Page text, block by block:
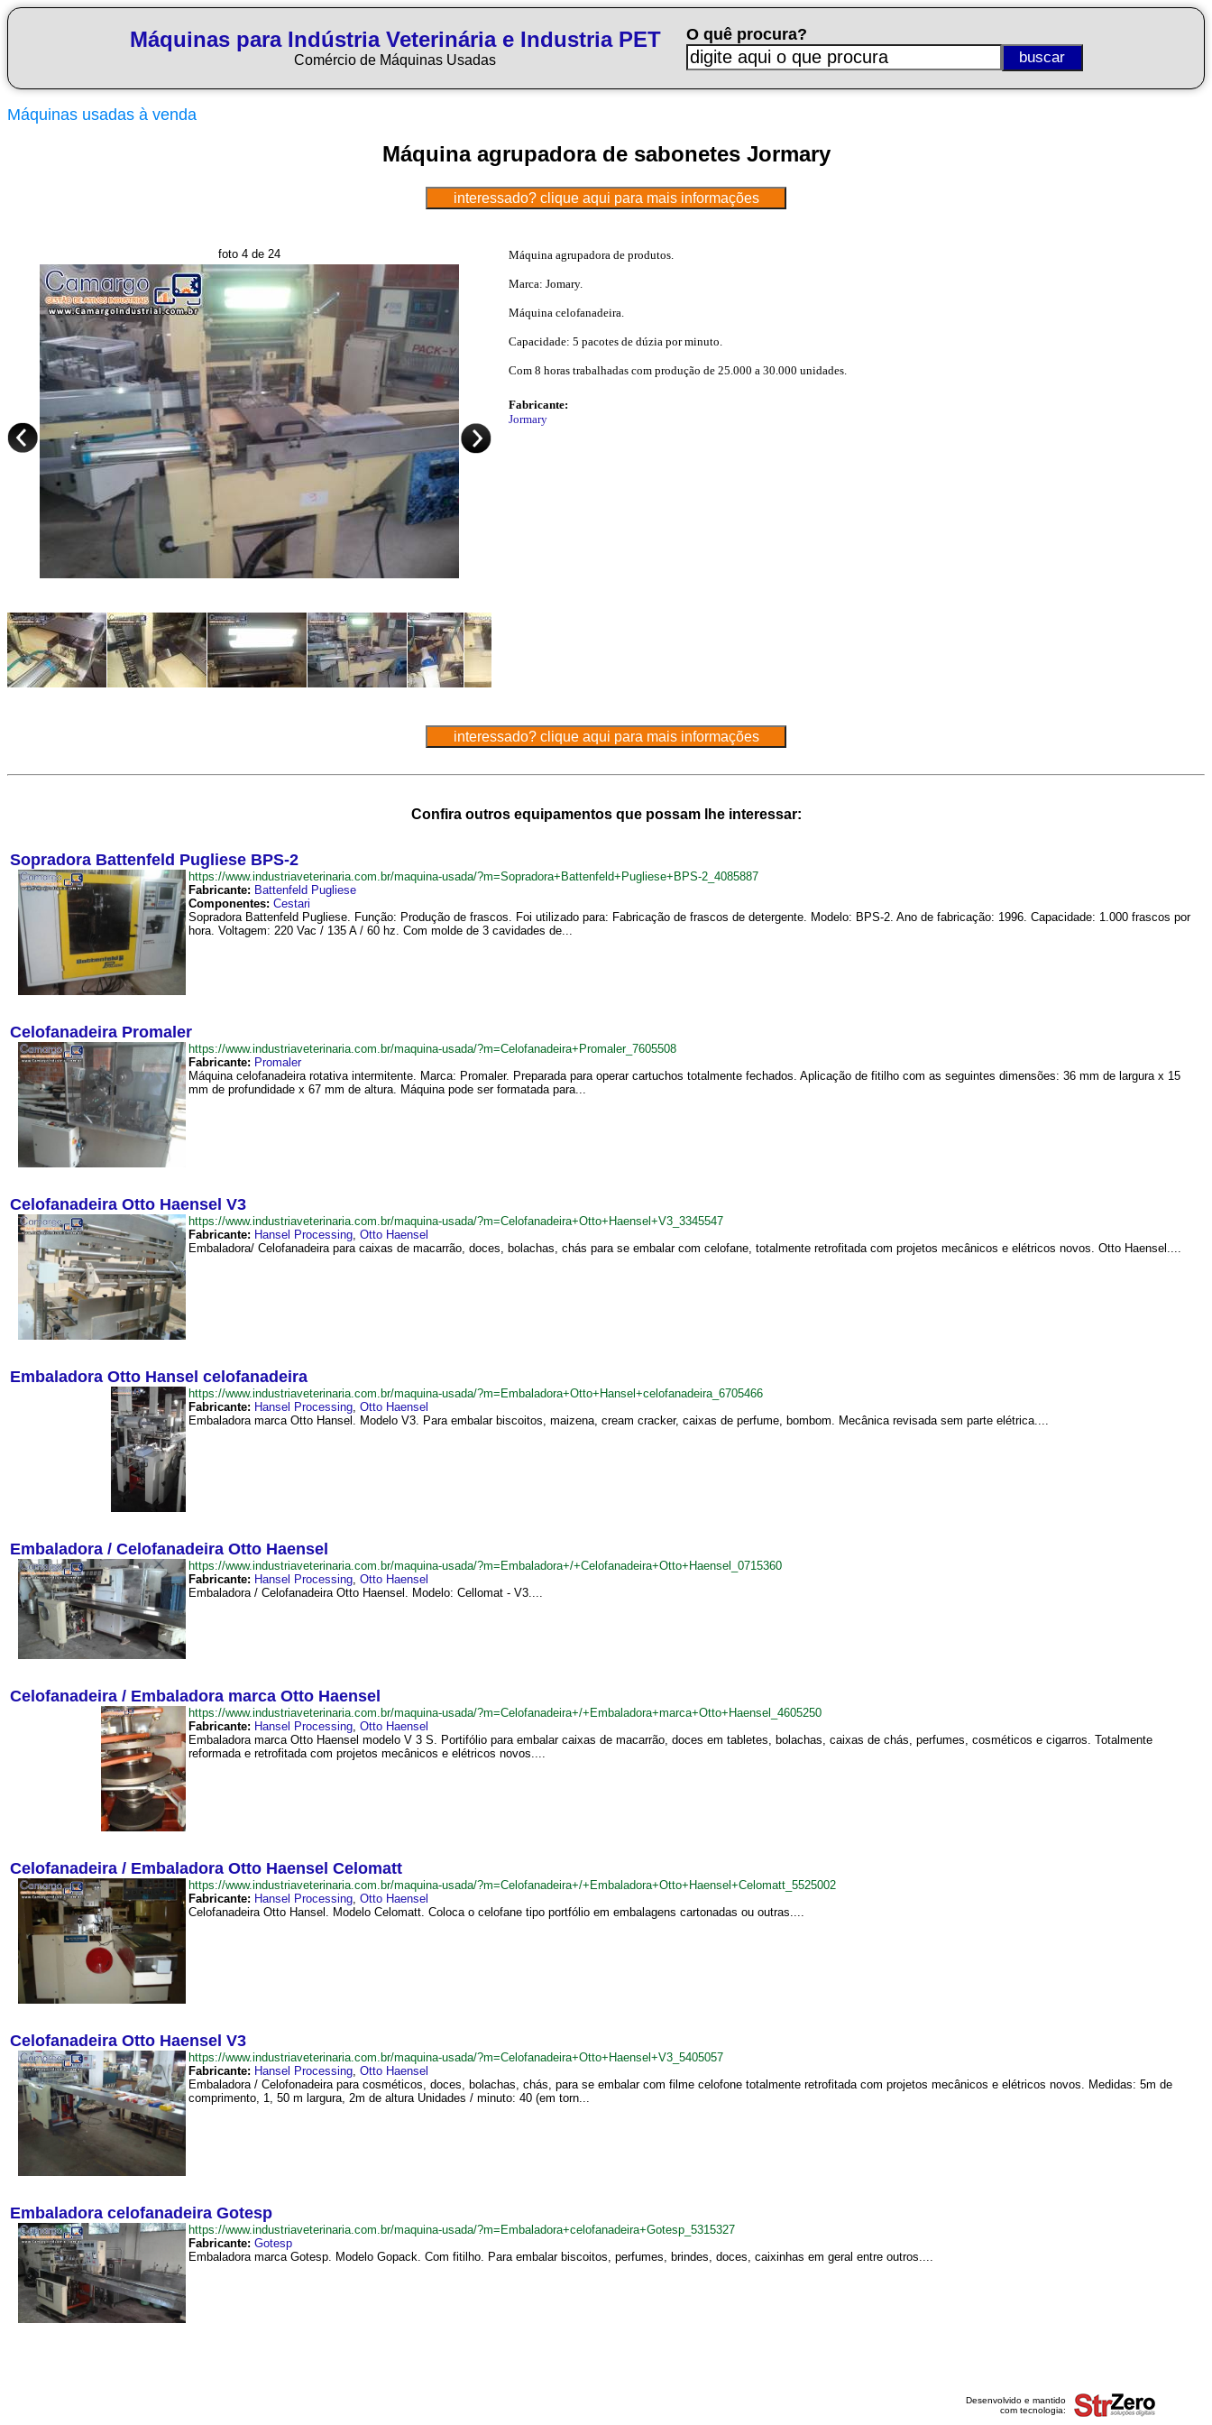
Máquinas para Indústria Veterinária e Industria PET
Comércio de Máquinas Usadas
O quê procura?
Máquinas usadas à venda
Máquina agrupadora de sabonetes Jormary
foto 4 de 24 Máquina agrupadora de produtos.
Marca: Jomary.
Máquina celofanadeira.
Capacidade: 5 pacotes de dúzia por minuto.
Com 8 horas trabalhadas com produção de 25.000 a 30.000 unidades.
Fabricante:
Jormary
Confira outros equipamentos que possam lhe interessar:
Sopradora Battenfeld Pugliese BPS-2
https://www.industriaveterinaria.com.br/maquina-usada/?m=Sopradora+Battenfeld+Pugliese+BPS-2_4085887
Fabricante: Battenfeld Pugliese
Componentes: Cestari
Sopradora Battenfeld Pugliese. Função: Produção de frascos. Foi utilizado para: Fabricação de frascos de detergente. Modelo: BPS-2. Ano de fabricação: 1996. Capacidade: 1.000 frascos por
hora. Voltagem: 220 Vac / 135 A / 60 hz. Com molde de 3 cavidades de...
Celofanadeira Promaler
https://www.industriaveterinaria.com.br/maquina-usada/?m=Celofanadeira+Promaler_7605508
Fabricante: Promaler
Máquina celofanadeira rotativa intermitente. Marca: Promaler. Preparada para operar cartuchos totalmente fechados. Aplicação de fitilho com as seguintes dimensões: 36 mm de largura x 15
mm de profundidade x 67 mm de altura. Máquina pode ser formatada para...
Celofanadeira Otto Haensel V3
https://www.industriaveterinaria.com.br/maquina-usada/?m=Celofanadeira+Otto+Haensel+V3_3345547
Fabricante: Hansel Processing, Otto Haensel
Embaladora/ Celofanadeira para caixas de macarrão, doces, bolachas, chás para se embalar com celofane, totalmente retrofitada com projetos mecânicos e elétricos novos. Otto Haensel....
Embaladora Otto Hansel celofanadeira
https://www.industriaveterinaria.com.br/maquina-usada/?m=Embaladora+Otto+Hansel+celofanadeira_6705466
Fabricante: Hansel Processing, Otto Haensel
Embaladora marca Otto Hansel. Modelo V3. Para embalar biscoitos, maizena, cream cracker, caixas de perfume, bombom. Mecânica revisada sem parte elétrica....
Embaladora / Celofanadeira Otto Haensel
https://www.industriaveterinaria.com.br/maquina-usada/?m=Embaladora+/+Celofanadeira+Otto+Haensel_0715360
Fabricante: Hansel Processing, Otto Haensel
Embaladora / Celofanadeira Otto Haensel. Modelo: Cellomat - V3....
Celofanadeira / Embaladora marca Otto Haensel
https://www.industriaveterinaria.com.br/maquina-usada/?m=Celofanadeira+/+Embaladora+marca+Otto+Haensel_4605250
Fabricante: Hansel Processing, Otto Haensel
Embaladora marca Otto Haensel modelo V 3 S. Portifólio para embalar caixas de macarrão, doces em tabletes, bolachas, caixas de chás, perfumes, cosméticos e cigarros. Totalmente
reformada e retrofitada com projetos mecânicos e elétricos novos....
Celofanadeira / Embaladora Otto Haensel Celomatt
https://www.industriaveterinaria.com.br/maquina-usada/?m=Celofanadeira+/+Embaladora+Otto+Haensel+Celomatt_5525002
Fabricante: Hansel Processing, Otto Haensel
Celofanadeira Otto Hansel. Modelo Celomatt. Coloca o celofane tipo portfólio em embalagens cartonadas ou outras....
Celofanadeira Otto Haensel V3
https://www.industriaveterinaria.com.br/maquina-usada/?m=Celofanadeira+Otto+Haensel+V3_5405057
Fabricante: Hansel Processing, Otto Haensel
Embaladora / Celofonadeira para cosméticos, doces, bolachas, chás, para se embalar com filme celofone totalmente retrofitada com projetos mecânicos e elétricos novos. Medidas: 5m de
comprimento, 1, 50 m largura, 2m de altura Unidades / minuto: 40 (em torn...
Embaladora celofanadeira Gotesp
https://www.industriaveterinaria.com.br/maquina-usada/?m=Embaladora+celofanadeira+Gotesp_5315327
Fabricante: Gotesp
Embaladora marca Gotesp. Modelo Gopack. Com fitilho. Para embalar biscoitos, perfumes, brindes, doces, caixinhas em geral entre outros....
Desenvolvido e mantido
com tecnologia: